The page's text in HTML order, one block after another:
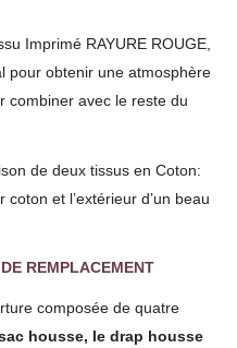
Imprimé RAYURE ROUGE,
pour obtenir une atmosphère
combiner avec le reste du
de deux tissus en Coton:
et l’extérieur d’un beau
REMPLACEMENT
composée de quatre
housse, le drap housse